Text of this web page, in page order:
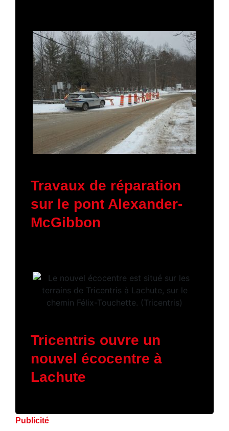
Travaux de réparation
sur le pont Alexander-
McGibbon
Tricentris ouvre un
nouvel écocentre à
Lachute
Publicité